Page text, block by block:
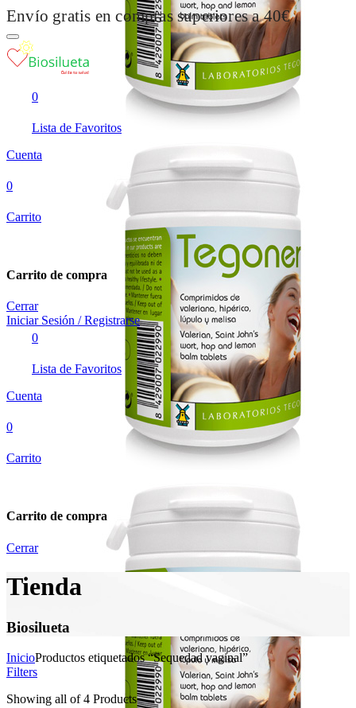
Envío gratis en compras superiores a 40€
0
Lista de Favoritos
Cuenta
0
Carrito
Carrito de compra
Cerrar
Iniciar Sesión / Registrarse
0
Lista de Favoritos
Cuenta
0
Carrito
Carrito de compra
Cerrar
Tienda
Biosilueta
InicioProductos etiquetados “Sequedad vaginal”
Filters
Showing all of 4 Products